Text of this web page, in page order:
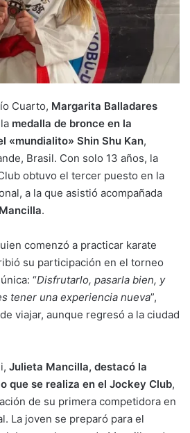
Cuarto, Margarita Balladares
medalla de bronce en la
«mundialito» Shin Shu Kan,
Brasil. Con solo 13 años, la
obtuvo el tercer puesto en la
a la que asistió acompañada
.
comenzó a practicar karate
su participación en el torneo
“Disfrutarlo, pasarla bien, y
tener una experiencia nueva”,
viajar, aunque regresó a la ciudad
Julieta Mancilla, destacó la
que se realiza en el Jockey Club,
de su primera competidora en
La joven se preparó para el